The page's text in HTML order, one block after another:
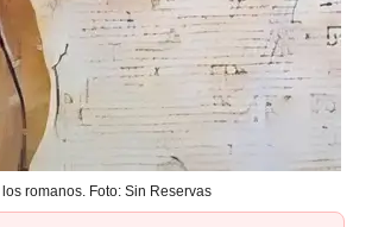
romanos. Foto: Sin Reservas